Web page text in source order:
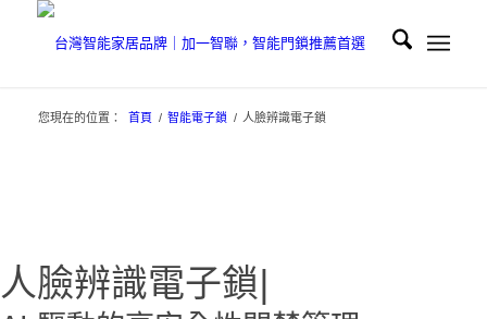
您現在的位置： 首頁 / 智能電子鎖 / 人臉辨識電子鎖
人臉辨識電子鎖|